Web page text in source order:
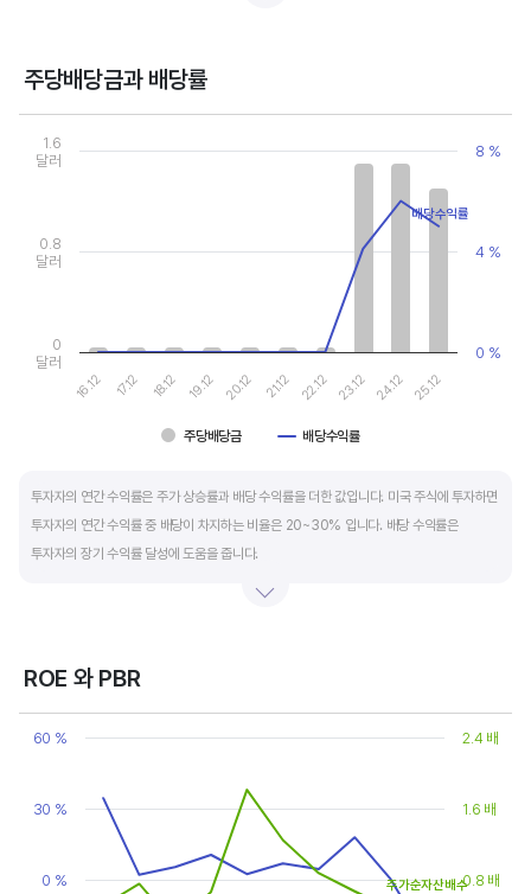
비교해서 보는 것이 좋습니다. 그외 이자보상배율과 현금흐름표를 함께 체크하면, 부도
주당배당금과 배당률
Chart
Combination chart with 2 data series.
View as data table, Chart
The chart has 2 Y axes displaying values, and values.
주당배당금 배당수익률
16.12 17.12 18.12 19.12 20.12 21.12 22.12 23.12 24.12 25.12
0
달러
0.8
달러
1.6
달러
0 %
4 %
8 %
배당수익률
투자자의 연간 수익률은 주가 상승률과 배당 수익률을 더한 값입니다. 미국 주식에 투자하면
투자자의 연간 수익률 중 배당이 차지하는 비율은 20~30% 입니다. 배당 수익률은
투자자의 장기 수익률 달성에 도움을 줍니다.
주당배당금의 비율입니다. 예를 들어 A 주식을 주당 100 달러에 매수하고 주당배당금으로
ROE 와 PBR
Chart
Line chart with 2 lines.
The chart has 1 X axis displaying categories.
The chart has 2 Y axes displaying values, and values.
0 %
30 %
60 %
0.8 배
1.6 배
2.4 배
주가순자산배수